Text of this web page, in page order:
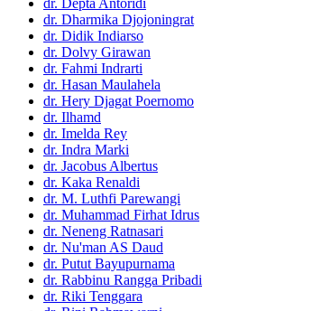
dr. Dharmika Djojoningrat
dr. Didik Indiarso
dr. Dolvy Girawan
dr. Fahmi Indrarti
dr. Hasan Maulahela
dr. Hery Djagat Poernomo
dr. Ilhamd
dr. Imelda Rey
dr. Indra Marki
dr. Jacobus Albertus
dr. Kaka Renaldi
dr. M. Luthfi Parewangi
dr. Muhammad Firhat Idrus
dr. Neneng Ratnasari
dr. Nu'man AS Daud
dr. Putut Bayupurnama
dr. Rabbinu Rangga Pribadi
dr. Riki Tenggara